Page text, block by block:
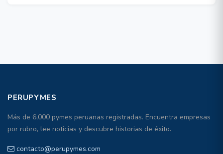
PERUPYMES
Más de 6,000 pymes peruanas registradas. Encuentra empresas
por rubro, lee noticias y descubre historias de éxito.
contacto@perupymes.com